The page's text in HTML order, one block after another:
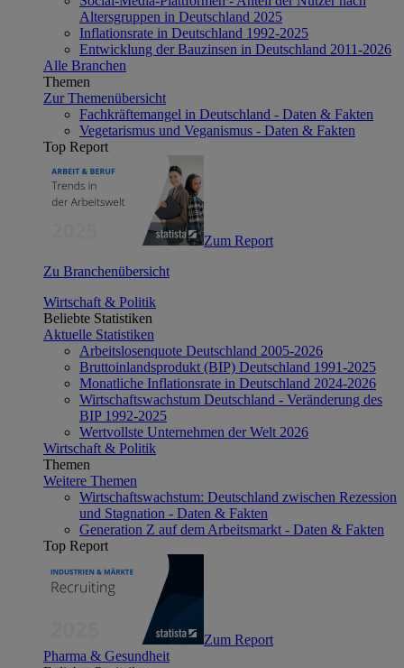
Altersgruppen in Deutschland 2025
Inflationsrate in Deutschland 1992-2025
Entwicklung der Bauzinsen in Deutschland 2011-2026
Alle Branchen
Themen
Zur Themenübersicht
Fachkräftemangel in Deutschland - Daten & Fakten
Vegetarismus und Veganismus - Daten & Fakten
Top Report
Zum Report
Zu Branchenübersicht
Wirtschaft & Politik
Beliebte Statistiken
Aktuelle Statistiken
Arbeitslosenquote Deutschland 2005-2026
Bruttoinlandsprodukt (BIP) Deutschland 1991-2025
Monatliche Inflationsrate in Deutschland 2024-2026
Wirtschaftswachstum Deutschland - Veränderung des
BIP 1992-2025
Wertvollste Unternehmen der Welt 2026
Wirtschaft & Politik
Themen
Weitere Themen
Wirtschaftswachstum: Deutschland zwischen Rezession
und Stagnation - Daten & Fakten
Generation Z auf dem Arbeitsmarkt - Daten & Fakten
Top Report
Zum Report
Pharma & Gesundheit